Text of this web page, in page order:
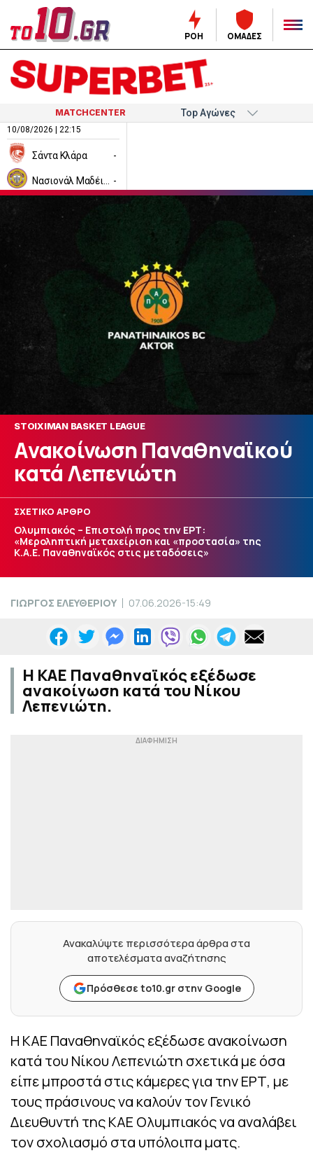
ΡΟΗ ΟΜΑΔΕΣ
MATCHCENTER
10/08/2026 | 22:15
Σάντα Κλάρα -
-
STOIXIMAN BASKET LEAGUE
Ανακοίνωση Παναθηναϊκού
κατά Λεπενιώτη
ΣΧΕΤΙΚΟ ΑΡΘΡΟ
Ολυμπιακός – Επιστολή προς την ΕΡΤ:
«Μεροληπτική μεταχείριση και «προστασία» της
Κ.Α.Ε. Παναθηναϊκός στις μεταδόσεις»
ΓΙΩΡΓΟΣ ΕΛΕΥΘΕΡΙΟΥ 07.06.2026-15:49
Η ΚΑΕ Παναθηναϊκός εξέδωσε
ανακοίνωση κατά του Νίκου
Λεπενιώτη.
Ανακαλύψτε περισσότερα άρθρα στα
αποτελέσματα αναζήτησης
Πρόσθεσε to10.gr στην Google
Η ΚΑΕ Παναθηναϊκός εξέδωσε ανακοίνωση
κατά του Νίκου Λεπενιώτη σχετικά με όσα
είπε μπροστά στις κάμερες για την ΕΡΤ, με
τους πράσινους να καλούν τον Γενικό
Διευθυντή της ΚΑΕ Ολυμπιακός να αναλάβει
τον σχολιασμό στα υπόλοιπα ματς.